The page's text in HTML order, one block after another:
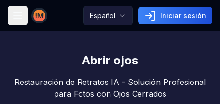
Image AI
Español Iniciar sesión
Abrir ojos
Restauración de Retratos IA - Solución Profesional
para Fotos con Ojos Cerrados